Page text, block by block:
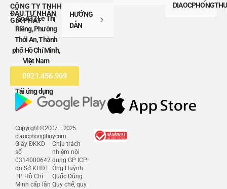
CÔNG TY TNHH
ĐẦU TƯ NHÂN
GIA PHÁT
Số 432 Lê Thị
Riêng, Phường
Thới An, Thành
phố Hồ Chí Minh,
Việt Nam
0921.456.969
HƯỚNG
DẪN
Tải ứng dụng
Copyright © 2007 – 2025
diaocphongthuy.com
Giấy ĐKKD
số
0314000642
do Sở KHĐT
TP Hồ Chí
Minh cấp lần
Chịu trách
nhiệm nội
dung GP ICP:
Ông Huỳnh
Quốc Dũng
Quy chế, quy